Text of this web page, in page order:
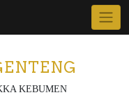
KEBUMEN